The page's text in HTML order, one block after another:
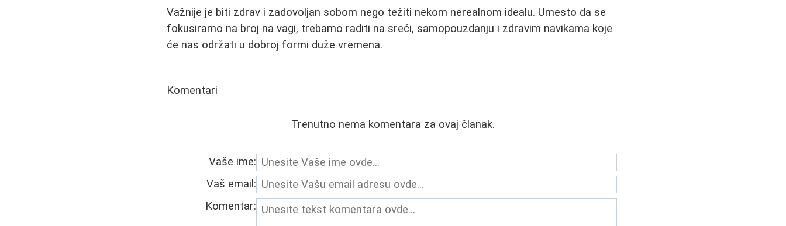
Važnije je biti zdrav i zadovoljan sobom nego težiti nekom nerealnom idealu. Umesto da se
fokusiramo na broj na vagi, trebamo raditi na sreći, samopouzdanju i zdravim navikama koje
će nas održati u dobroj formi duže vremena.
Komentari
Trenutno nema komentara za ovaj članak.
Vaše ime:
Vaš email:
Komentar: